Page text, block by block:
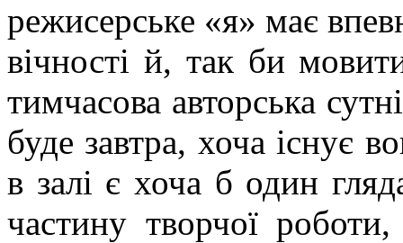
режисерське «я» має
вічності й, так би
тимчасова авторська
буде завтра, хоча існує
в залі є хоча б один
частину творчої